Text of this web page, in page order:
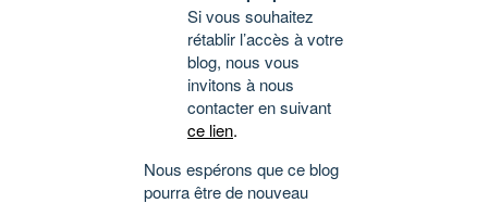
Si vous souhaitez
rétablir l’accès à votre
blog, nous vous
invitons à nous
contacter en suivant
ce lien.
Nous espérons que ce blog
pourra être de nouveau